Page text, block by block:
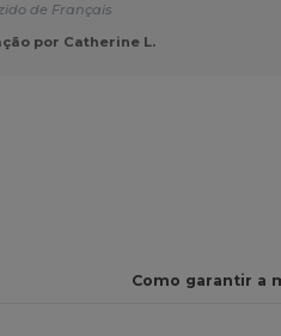
de Français
por Catherine L.
Como garantir a